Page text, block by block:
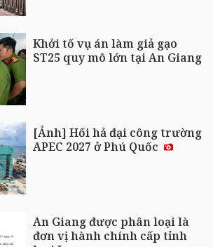
Khởi tố vụ án làm giả gạo
ST25 quy mô lớn tại An Giang
[Ảnh] Hối hả đại công trường
APEC 2027 ở Phú Quốc
An Giang được phân loại là
đơn vị hành chính cấp tỉnh